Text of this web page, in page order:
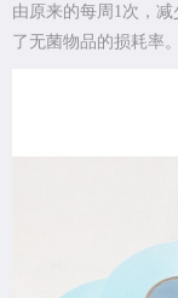
由原来的每周1次，
了无菌物品的损耗率。